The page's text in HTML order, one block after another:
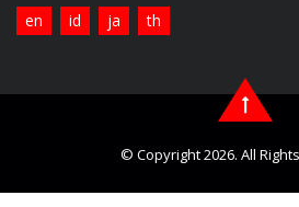
en id ja th
© Copyright 2026. All